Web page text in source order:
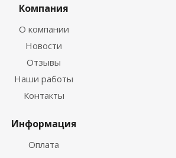
Компания
О компании
Новости
Отзывы
Наши работы
Контакты
Информация
Оплата